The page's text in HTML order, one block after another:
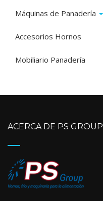
Máquinas de Panadería
Accesorios Hornos
Mobiliario Panadería
ACERCA DE PS GROUP